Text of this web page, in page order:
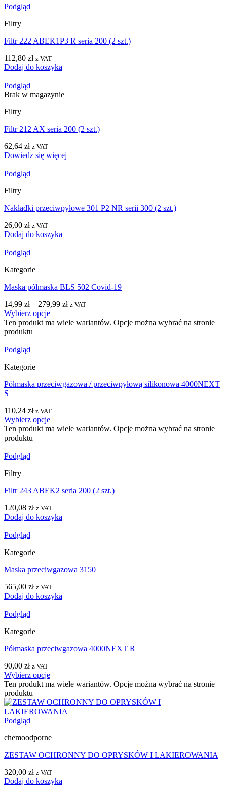
Podgląd
Filtry
Filtr 222 ABEK1P3 R seria 200 (2 szt.)
112,80 zł z VAT
Dodaj do koszyka
Podgląd
Brak w magazynie
Filtry
Filtr 212 AX seria 200 (2 szt.)
62,64 zł z VAT
Dowiedz się więcej
Podgląd
Filtry
Nakładki przeciwpyłowe 301 P2 NR serii 300 (2 szt.)
26,00 zł z VAT
Dodaj do koszyka
Podgląd
Kategorie
Maska półmaska BLS 502 Covid-19
14,99 zł– 279,99 zł z VAT
Wybierz opcje
Ten produkt ma wiele wariantów. Opcje można wybrać na stronie
produktu
Podgląd
Kategorie
Półmaska przeciwgazowa / przeciwpyłową silikonowa 4000NEXT
S
110,24 zł z VAT
Wybierz opcje
Ten produkt ma wiele wariantów. Opcje można wybrać na stronie
produktu
Podgląd
Filtry
Filtr 243 ABEK2 seria 200 (2 szt.)
120,08 zł z VAT
Dodaj do koszyka
Podgląd
Kategorie
Maska przeciwgazowa 3150
565,00 zł z VAT
Dodaj do koszyka
Podgląd
Kategorie
Półmaska przeciwgazowa 4000NEXT R
90,00 zł z VAT
Wybierz opcje
Ten produkt ma wiele wariantów. Opcje można wybrać na stronie
produktu
Podgląd
chemoodporne
ZESTAW OCHRONNY DO OPRYSKÓW I LAKIEROWANIA
320,00 zł z VAT
Dodaj do koszyka